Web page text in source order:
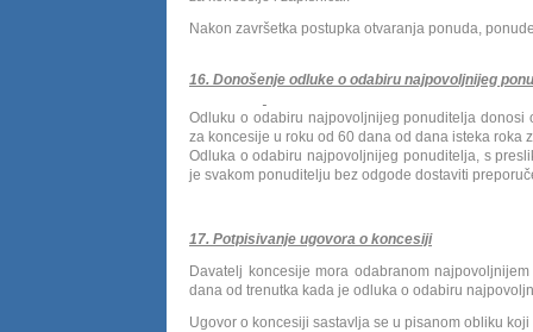
Nakon završetka postupka otvaranja ponuda,
16. Donošenje odluke o odabiru najpovoljnijeg
Odluku o odabiru najpovoljnijeg ponuditelja
za koncesije u roku od 60 dana od dana isteka roka
Odluka o odabiru najpovoljnijeg ponuditelja, s
je svakom ponuditelju bez odgode dostaviti
17. Potpisivanje ugovora o koncesiji
Davatelj koncesije mora odabranom
dana od trenutka kada je odluka o odabiru
Ugovor o koncesiji sastavlja se u pisanom obliku